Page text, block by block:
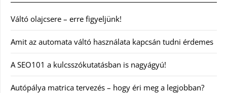
Váltó olajcsere – erre figyeljünk!
Amit az automata váltó használata kapcsán tudni érdemes
A SEO101 a kulcsszókutatásban is nagyágyú!
Autópálya matrica tervezés – hogy éri meg a legjobban?